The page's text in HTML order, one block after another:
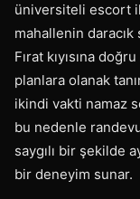
üniversiteli escort
mahallenin daracık
Fırat kıyısına
planlara olanak
ikindi vakti namaz
bu nedenle
saygılı bir şekilde
bir deneyim sunar.